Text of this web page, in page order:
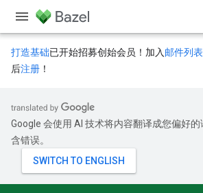
打造基础已开始招募创始会员！加入 邮件列表
后注册 ！
Google 会使用 AI 技术将内容翻译成您偏好
含错误。